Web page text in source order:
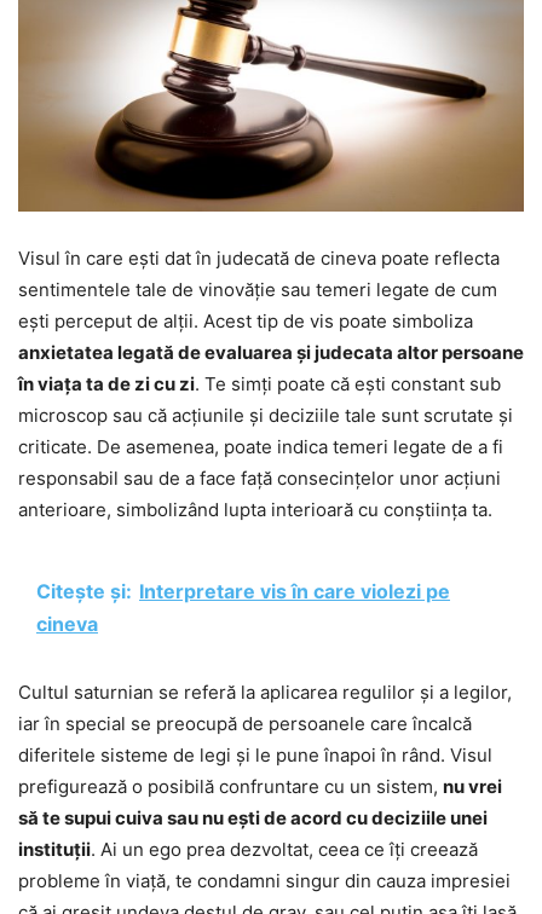
Visul în care ești dat în judecată de cineva poate reflecta
sentimentele tale de vinovăție sau temeri legate de cum
ești perceput de alții. Acest tip de vis poate simboliza
anxietatea legată de evaluarea și judecata altor persoane
în viața ta de zi cu zi. Te simți poate că ești constant sub
microscop sau că acțiunile și deciziile tale sunt scrutate și
criticate. De asemenea, poate indica temeri legate de a fi
responsabil sau de a face față consecințelor unor acțiuni
anterioare, simbolizând lupta interioară cu conștiința ta.
Citește și: Interpretare vis în care violezi pe
cineva
Cultul saturnian se referă la aplicarea regulilor și a legilor,
iar în special se preocupă de persoanele care încalcă
diferitele sisteme de legi și le pune înapoi în rând. Visul
prefigurează o posibilă confruntare cu un sistem, nu vrei
să te supui cuiva sau nu ești de acord cu deciziile unei
instituții. Ai un ego prea dezvoltat, ceea ce îți creează
probleme în viață, te condamni singur din cauza impresiei